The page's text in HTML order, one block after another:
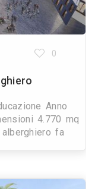
0
Anno
4.770 mq
fa
per